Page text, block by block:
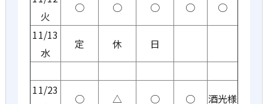
火
○ ○ ○ ○
○
11/13
水
定 休 日
11/23
○ △ ○ ○ 酒光様